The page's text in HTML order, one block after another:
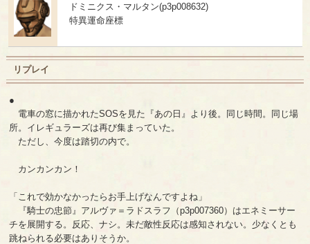
ドミニクス・マルタン(p3p008632)
特異運命座標
リプレイ
●
電車の窓に描かれたSOSを見た『あの日』より後。同じ時間。同じ場
所。イレギュラーズは再び集まっていた。
ただし、今度は踏切の内で。
カンカンカン！
「これで効かなかったらお手上げなんですよね」
『騎士の忠節』アルヴァ＝ラドスラフ（p3p007360）はエネミーサー
チを展開する。反応、ナシ。未だ敵性反応は感知されない。少なくとも
跳ねられる必要はありそうか。